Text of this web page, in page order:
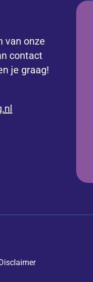
van onze
contact
je graag!